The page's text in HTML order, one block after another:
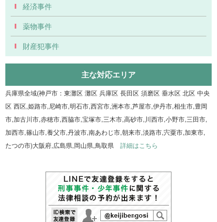
経済事件
薬物事件
財産犯事件
主な対応エリア
兵庫県全域(神戸市：東灘区 灘区 兵庫区 長田区 須磨区 垂水区 北区 中央
区 西区,姫路市,尼崎市,明石市,西宮市,洲本市,芦屋市,伊丹市,相生市,豊岡
市,加古川市,赤穂市,西脇市,宝塚市,三木市,高砂市,川西市,小野市,三田市,
加西市,篠山市,養父市,丹波市,南あわじ市,朝来市,淡路市,宍粟市,加東市,
たつの市)大阪府,広島県,岡山県,鳥取県詳細はこちら